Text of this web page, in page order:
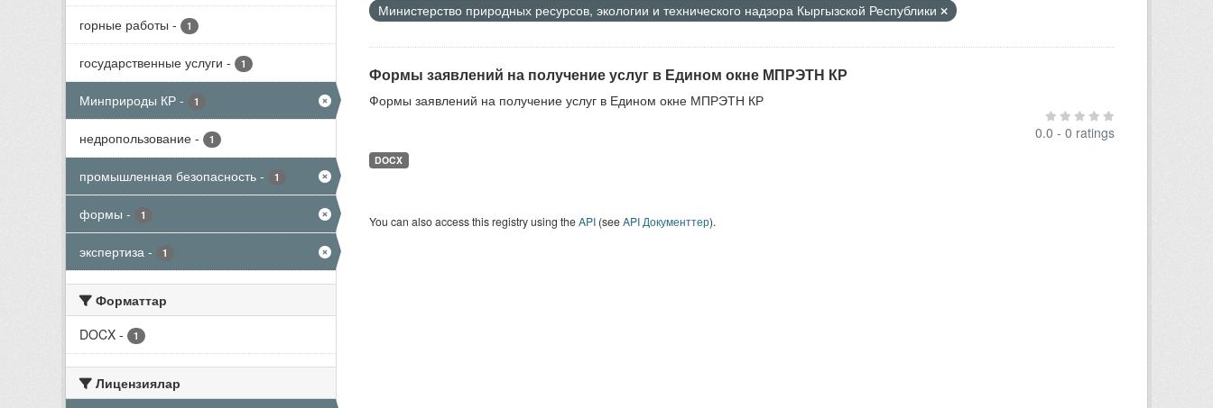
горные работы - 1
государственные услуги - 1
Минприроды КР - 1
недропользование - 1
промышленная безопасность - 1
формы - 1
экспертиза - 1
Форматтар
DOCX - 1
Лицензиялар
Министерство природных ресурсов, экологии и технического надзора Кыргызской Республики
Формы заявлений на получение услуг в Едином окне МПРЭТН КР
Формы заявлений на получение услуг в Едином окне МПРЭТН КР
0.0 - 0 ratings
DOCX
You can also access this registry using theAPI(seeAPI Документтер).